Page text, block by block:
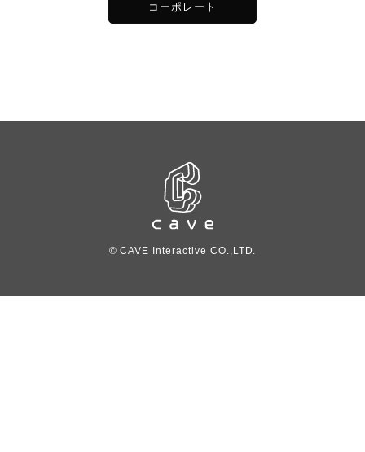
コーポレート
© CAVE Interactive CO.,LTD.